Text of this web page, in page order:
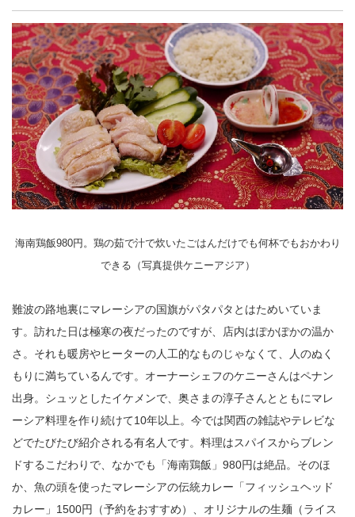
海南鶏飯980円。鶏の茹で汁で炊いたごはんだけでも何杯でもおかわり
できる（写真提供ケニーアジア）
難波の路地裏にマレーシアの国旗がパタパタとはためいていま
す。訪れた日は極寒の夜だったのですが、店内はぽかぽかの温か
さ。それも暖房やヒーターの人工的なものじゃなくて、人のぬく
もりに満ちているんです。オーナーシェフのケニーさんはペナン
出身。シュッとしたイケメンで、奥さまの淳子さんとともにマレ
ーシア料理を作り続けて10年以上。今では関西の雑誌やテレビな
どでたびたび紹介される有名人です。料理はスパイスからブレン
ドするこだわりで、なかでも「海南鶏飯」980円は絶品。そのほ
か、魚の頭を使ったマレーシアの伝統カレー「フィッシュヘッド
カレー」1500円（予約をおすすめ）、オリジナルの生麺（ライス